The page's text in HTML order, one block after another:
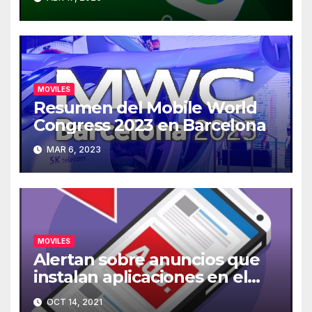
aplicaciones
MOVILES
Resumen del Mobile World
Congress 2023 en Barcelona
MAR 6, 2023
MOVILES
Alertan sobre anuncios que
instalan aplicaciones en el
móvil
OCT 14, 2021